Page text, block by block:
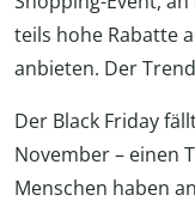
teils hohe Rabatte
anbieten. Der
Der Black Friday
November – einen
Menschen haben